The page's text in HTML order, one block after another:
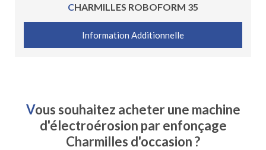
CHARMILLES ROBOFORM 35
Information Additionnelle
Vous souhaitez acheter une machine
d'électroérosion par enfonçage
Charmilles d'occasion ?